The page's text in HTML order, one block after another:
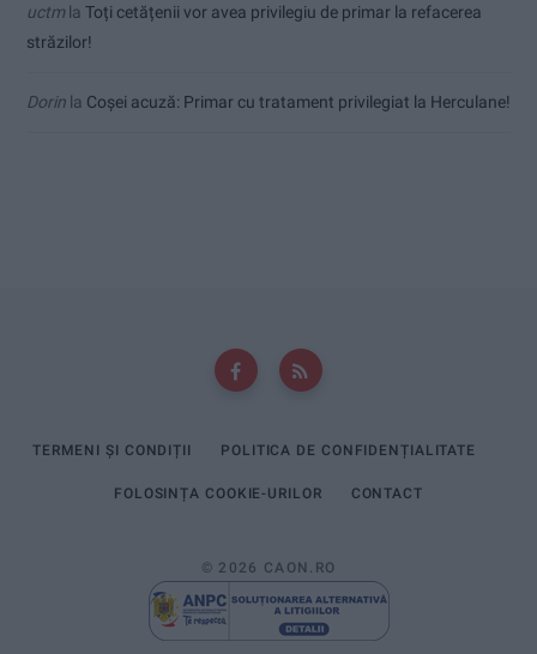
uctmla Toți cetățenii vor avea privilegiu de primar la refacerea
străzilor!
Dorin la Coșei acuză: Primar cu tratament privilegiat la Herculane!
TERMENI ȘI CONDIȚII POLITICA DE CONFIDENȚIALITATE
FOLOSINȚA COOKIE-URILOR CONTACT
© 2026 CAON.RO